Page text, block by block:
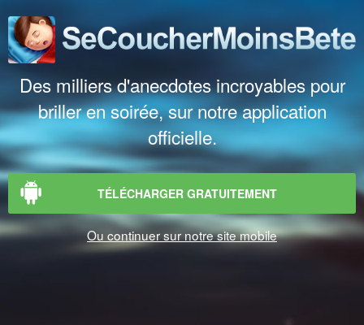
Des milliers d'anecdotes incroyables pour
briller en soirée, sur notre application
officielle.
TÉLÉCHARGER GRATUITEMENT
Ou continuer sur notre site mobile